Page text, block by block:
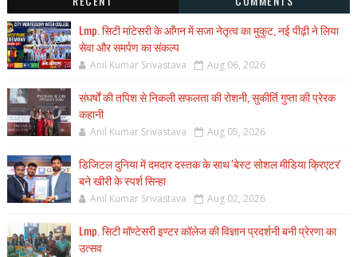
Lmp. सिटी मांटेसरी के आँगन में सजा नेतृत्व का मुकुट, नई पीढ़ी ने लिया
सेवा और समर्पण का संकल्प
Anil Kumar Srivastava Aug 06, 2026
संघर्षों की तपिश से निकली सफलता की रोशनी, सुकीर्ति गुप्ता की प्रेरक
कहानी
Anil Kumar Srivastava Aug 05, 2026
डिजिटल दुनिया में दमदार दस्तक के साथ 'बेस्ट सोशल मीडिया क्रिएटर'
बने खीरी के स्पर्श सिन्हा
Anil Kumar Srivastava Aug 02, 2026
Lmp. सिटी मॉण्टेसरी इण्टर कॉलेज की विज्ञान प्रदर्शनी बनी प्रेरणा का
उत्सव